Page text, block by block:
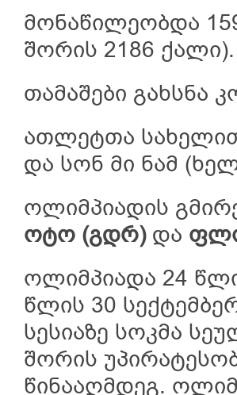
მონაწილეობდა
შორის 2186 ქალი).
თამაშები გახსნა
ათლეტთა
და სონ მი ნამ
ოლიმპიადის
ოტო (გდრ)და
ოლიმპიადა 24
წლის 30
სესიაზე სოკმა
შორის
წინააღმდეგ.